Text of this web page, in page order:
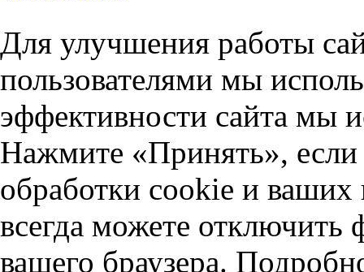
Для улучшения работы
пользователями мы
эффективности сайта мы
Нажмите «Принять», если
обработки cookie и
всегда можете отключить
вашего браузера.